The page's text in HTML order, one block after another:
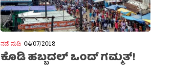
ನಡೆ-ನುಡಿ 04/07/2018
ಕೊಡಿ ಹಬ್ಬದಲ್ ಒಂದ್ ಗಮ್ಮತ್!